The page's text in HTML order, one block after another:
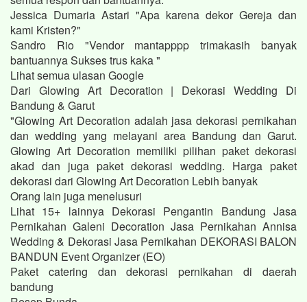
Jessica Dumaria Astari "Apa karena dekor Gereja dan
kami Kristen?"
Sandro Rio "Vendor mantapppp trimakasih banyak
bantuannya Sukses trus kaka "
Lihat semua ulasan Google
Dari Glowing Art Decoration | Dekorasi Wedding Di
Bandung & Garut
"Glowing Art Decoration adalah jasa dekorasi pernikahan
dan wedding yang melayani area Bandung dan Garut.
Glowing Art Decoration memiliki pilihan paket dekorasi
akad dan juga paket dekorasi wedding. Harga paket
dekorasi dari Glowing Art Decoration Lebih banyak
Orang lain juga menelusuri
Lihat 15+ lainnya Dekorasi Pengantin Bandung Jasa
Pernikahan Galeni Decoration Jasa Pernikahan Annisa
Wedding & Dekorasi Jasa Pernikahan DEKORASI BALON
BANDUN Event Organizer (EO)
Paket catering dan dekorasi pernikahan di daerah
bandung